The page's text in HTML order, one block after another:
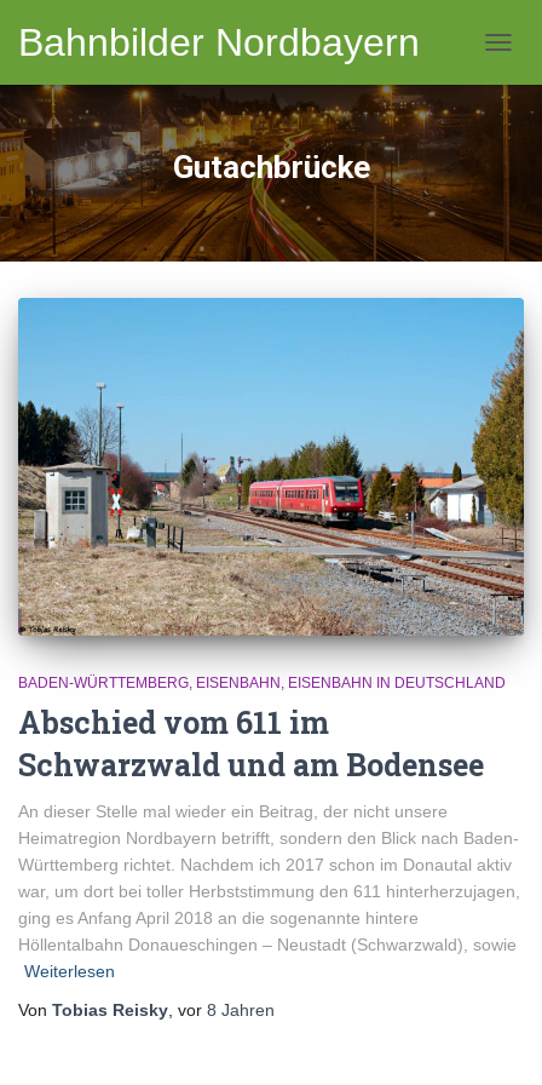
Bahnbilder Nordbayern
Gutachbrücke
BADEN-WÜRTTEMBERG EISENBAHN EISENBAHN IN DEUTSCHLAND
Abschied vom 611 im
Schwarzwald und am Bodensee
An dieser Stelle mal wieder ein Beitrag, der nicht unsere
Heimatregion Nordbayern betrifft, sondern den Blick nach Baden-
Württemberg richtet. Nachdem ich 2017 schon im Donautal aktiv
war, um dort bei toller Herbststimmung den 611 hinterherzujagen,
ging es Anfang April 2018 an die sogenannte hintere
Höllentalbahn Donaueschingen – Neustadt (Schwarzwald), sowie
Weiterlesen
Von Tobias Reisky , vor 8 Jahren